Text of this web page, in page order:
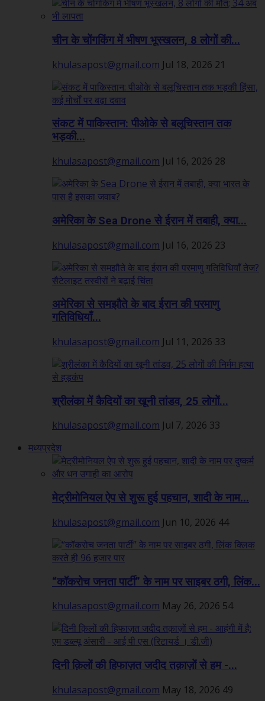
चीन के चोंगकिंग में भीषण भूस्खलन, 8 लोगों की...
khulasapost@gmail.com Jul 18, 2026 21
संकट में पाकिस्तान: पीओके से बलूचिस्तान तक
भड़की...
khulasapost@gmail.com Jul 16, 2026 28
अमेरिका के Sea Drone से ईरान में तबाही, क्या...
khulasapost@gmail.com Jul 16, 2026 23
अमेरिका से समझौते के बाद ईरान की परमाणु
गतिविधियाँ...
khulasapost@gmail.com Jul 11, 2026 33
श्रीलंका में कैदियों का खूनी तांडव, 25 लोगों...
khulasapost@gmail.com Jul 7, 2026 33
मध्यप्रदेश
मेट्रीमोनियल ऐप से शुरू हुई पहचान, शादी के नाम...
khulasapost@gmail.com Jun 10, 2026 44
“कॉकरोच जनता पार्टी” के नाम पर साइबर ठगी, लिंक...
khulasapost@gmail.com May 26, 2026 54
दिनी क़िलों की हिफाज़त जदीद तक़ाज़ों से हम -...
khulasapost@gmail.com May 18, 2026 49